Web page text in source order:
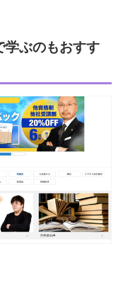
学ぶのもおすす